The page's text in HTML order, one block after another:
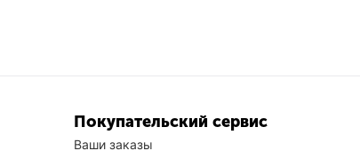
Покупательский сервис
Ваши заказы